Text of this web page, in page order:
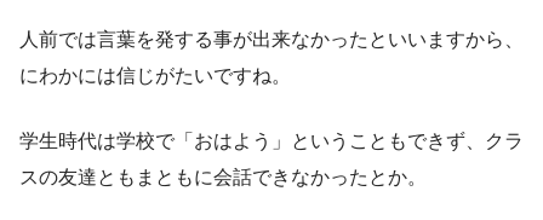
人前では言葉を発する事が出来なかったといいますから、
にわかには信じがたいですね。
学生時代は学校で「おはよう」ということもできず、クラ
スの友達ともまともに会話できなかったとか。